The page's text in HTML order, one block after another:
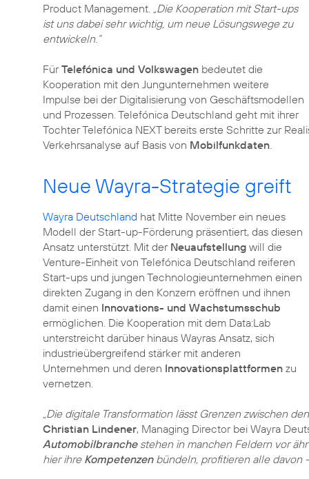
Product Management. „Die Kooperation mit Start-ups
ist uns dabei sehr wichtig, um neue Lösungswege zu
entwickeln.“
FürTelefónica und Volkswagen bedeutet die
Kooperation mit den Jungunternehmen weitere
Impulse bei der Digitalisierung von Geschäftsmodellen
und Prozessen. Telefónica Deutschland geht mit ihrer
Tochter Telefónica NEXT bereits erste Schritte zur
Verkehrsanalyse auf Basis von Mobilfunkdaten.
Neue Wayra-Strategie greift
Wayra Deutschland hat Mitte November ein neues
Modell der Start-up-Förderung präsentiert, das diesen
Ansatz unterstützt. Mit der Neuaufstellung will die
Venture-Einheit von Telefónica Deutschland reiferen
Start-ups und jungen Technologieunternehmen einen
direkten Zugang in den Konzern eröffnen und ihnen
damit einen Innovations- und Wachstumsschub
ermöglichen. Die Kooperation mit dem Data:Lab
unterstreicht darüber hinaus Wayras Ansatz, sich
industrieübergreifend stärker mit anderen
Unternehmen und deren Innovationsplattformen zu
vernetzen.
„Die digitale Transformation lässt Grenzen zwischen
Christian Lindener, Managing Director bei Wayra
Automobilbranchestehen in manchen Feldern vor
hier ihre Kompetenzenbündeln, profitieren alle davon